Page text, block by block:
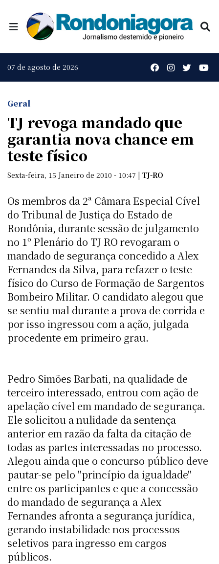
07 de agosto de 2026
Geral
TJ revoga mandado que
garantia nova chance em
teste físico
Sexta-feira, 15 Janeiro de 2010 - 10:47 | TJ-RO
Os membros da 2ª Câmara Especial Cível
do Tribunal de Justiça do Estado de
Rondônia, durante sessão de julgamento
no 1º Plenário do TJ RO revogaram o
mandado de segurança concedido a Alex
Fernandes da Silva, para refazer o teste
físico do Curso de Formação de Sargentos
Bombeiro Militar. O candidato alegou que
se sentiu mal durante a prova de corrida e
por isso ingressou com a ação, julgada
procedente em primeiro grau.
Pedro Simões Barbati, na qualidade de
terceiro interessado, entrou com ação de
apelação cível em mandado de segurança.
Ele solicitou a nulidade da sentença
anterior em razão da falta da citação de
todas as partes interessadas no processo.
Alegou ainda que o concurso público deve
pautar-se pelo "princípio da igualdade"
entre os participantes e que a concessão
do mandado de segurança a Alex
Fernandes afronta a segurança jurídica,
gerando instabilidade nos processos
seletivos para ingresso em cargos
públicos.